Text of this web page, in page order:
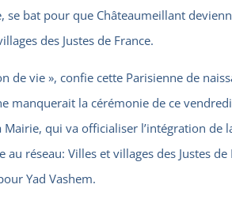
se bat pour que Châteaumeillant
des Justes de France.
de vie », confie cette Parisienne de
manquerait la cérémonie de ce
Mairie, qui va officialiser l’intégration de
au réseau: Villes et villages des Justes de
Yad Vashem.